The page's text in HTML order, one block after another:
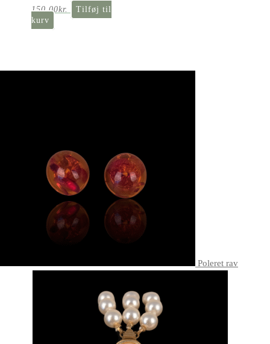
150,00kr.
Tilføj til
kurv
Poleret rav